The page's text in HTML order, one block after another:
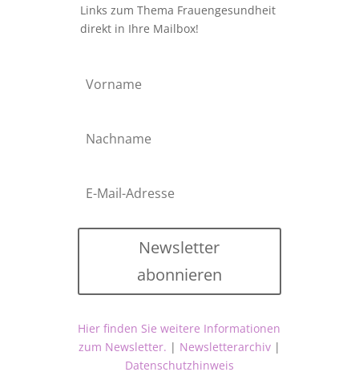
Links zum Thema Frauengesundheit
direkt in Ihre Mailbox!
Newsletter
abonnieren
Hier finden Sie weitere Informationen
zum Newsletter. | Newsletterarchiv|
Datenschutzhinweis